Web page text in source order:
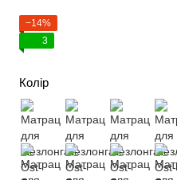
−14%
3
Колір